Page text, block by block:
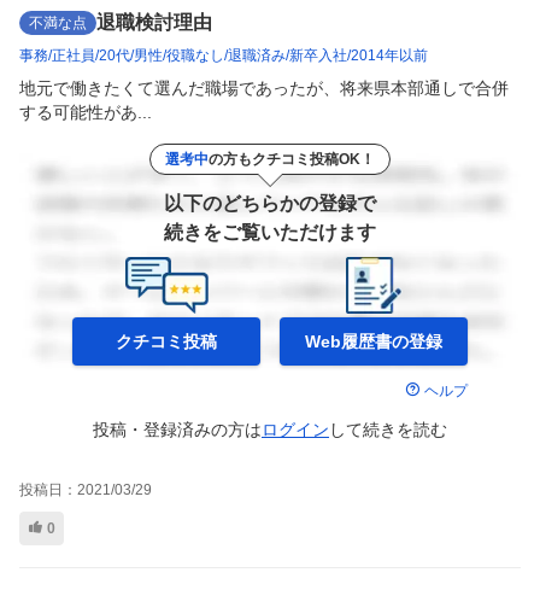
不満な点 退職検討理由
事務 正社員 20代 男性 役職なし 退職済み 新卒入社 2014年以前
地元で働きたくて選んだ職場であったが、将来県本部通しで合併
する可能性があ...
選考中の方もクチコミ投稿OK！
以下のどちらかの登録で
続きをご覧いただけます
クチコミ投稿 Web履歴書の登録
ヘルプ
投稿・登録済みの方はログイン して続きを読む
投稿日： 2021/03/29
0